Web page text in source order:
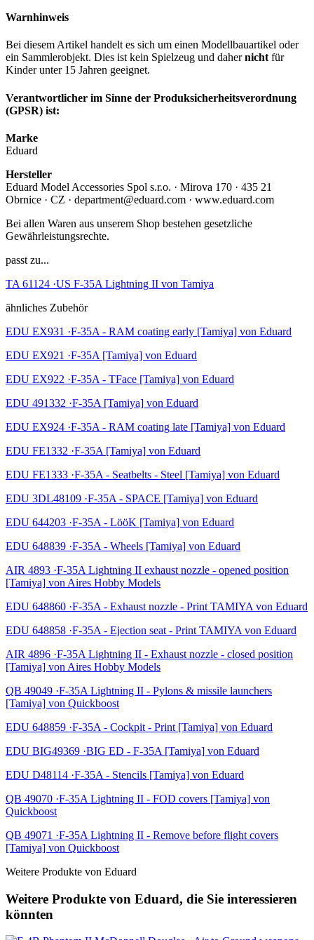
Warnhinweis
Bei diesem Artikel handelt es sich um einen Modellbauartikel oder
ein Sammlerobjekt. Dies ist kein Spielzeug und dahernicht für
Kinder unter 15 Jahren geeignet.
Verantwortlicher im Sinne der Produksicherheitsverordnung
(GPSR) ist:
Marke
Eduard
Hersteller
Eduard Model Accessories Spol s.r.o. · Mirova 170 · 435 21
Obrnice · CZ · department@eduard.com · www.eduard.com
Bei allen Waren aus unserem Shop bestehen gesetzliche
Gewährleistungsrechte.
passt zu...
TA 61124 ·US F-35A Lightning II von Tamiya
ähnliches Zubehör
EDU EX931 ·F-35A - RAM coating early [Tamiya] von Eduard
EDU EX921 ·F-35A [Tamiya] von Eduard
EDU EX922 ·F-35A - TFace [Tamiya] von Eduard
EDU 491332 ·F-35A [Tamiya] von Eduard
EDU EX924 ·F-35A - RAM coating late [Tamiya] von Eduard
EDU FE1332 ·F-35A [Tamiya] von Eduard
EDU FE1333 ·F-35A - Seatbelts - Steel [Tamiya] von Eduard
EDU 3DL48109 ·F-35A - SPACE [Tamiya] von Eduard
EDU 644203 ·F-35A - LööK [Tamiya] von Eduard
EDU 648839 ·F-35A - Wheels [Tamiya] von Eduard
AIR 4893 ·F-35A Lightning II exhaust nozzle - opened position
[Tamiya] von Aires Hobby Models
EDU 648860 ·F-35A - Exhaust nozzle - Print TAMIYA von Eduard
EDU 648858 ·F-35A - Ejection seat - Print TAMIYA von Eduard
AIR 4896 ·F-35A Lightning II - Exhaust nozzle - closed position
[Tamiya] von Aires Hobby Models
QB 49049 ·F-35A Lightning II - Pylons & missile launchers
[Tamiya] von Quickboost
EDU 648859 ·F-35A - Cockpit - Print [Tamiya] von Eduard
EDU BIG49369 ·BIG ED - F-35A [Tamiya] von Eduard
EDU D48114 ·F-35A - Stencils [Tamiya] von Eduard
QB 49070 ·F-35A Lightning II - FOD covers [Tamiya] von
Quickboost
QB 49071 ·F-35A Lightning II - Remove before flight covers
[Tamiya] von Quickboost
Weitere Produkte von Eduard
Weitere Produkte von Eduard, die Sie interessieren
könnten